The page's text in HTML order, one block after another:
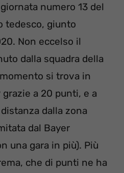
numero 13 del
tedesco, giunto
Non eccelso il
dalla squadra della
si trova in
a 20 punti, e a
dalla zona
dal Bayer
una gara in più). Più
che di punti ne ha